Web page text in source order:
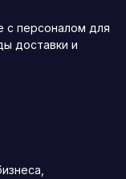
с персоналом для
доставки и